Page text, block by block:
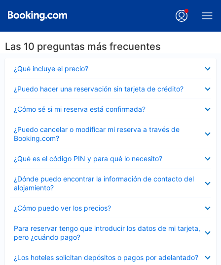
Las 10 preguntas más frecuentes
¿Qué incluye el precio?
cerrado
¿Puedo hacer una reservación sin tarjeta de crédito?
cerrado
¿Cómo sé si mi reserva está confirmada?
cerrado
¿Puedo cancelar o modificar mi reserva a través de
Booking.com?
cerrado
¿Qué es el código PIN y para qué lo necesito?
cerrado
¿Dónde puedo encontrar la información de contacto del
alojamiento?
cerrado
¿Cómo puedo ver los precios?
cerrado
Para reservar tengo que introducir los datos de mi tarjeta,
pero ¿cuándo pago?
cerrado
¿Los hoteles solicitan depósitos o pagos por adelantado?
cerrado